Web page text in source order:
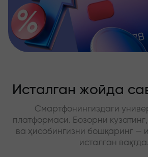
Исталган жойда
Смартфонингиздаги
платформаси. Бозорни
ва ҳисобингизни бошқаринг —
исталган вақтда.